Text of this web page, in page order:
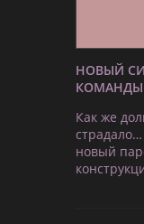
НОВЫЙ
КОМАНДЫ
Как же
новый